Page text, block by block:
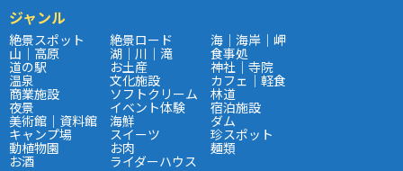
ジャンル
絶景スポット 絶景ロード 海｜海岸｜岬
山｜高原 湖｜川｜滝 食事処
道の駅 お土産 神社｜寺院
温泉 文化施設 カフェ｜軽食
商業施設 ソフトクリーム 林道
夜景 イベント体験 宿泊施設
美術館｜資料館 海鮮 ダム
キャンプ場 スイーツ 珍スポット
動植物園 お肉 麺類
お酒 ライダーハウス